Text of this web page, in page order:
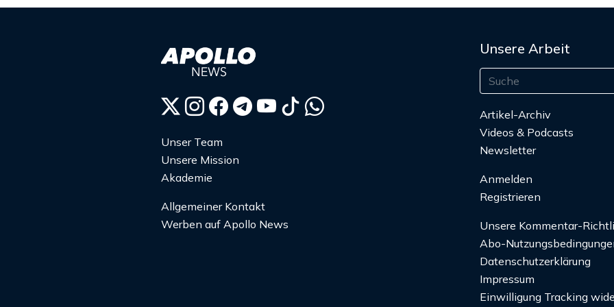
Unser Team
Unsere Mission
Akademie
Allgemeiner Kontakt
Werben auf Apollo News
Unsere Arbeit
Artikel-Archiv
Videos & Podcasts
Newsletter
Anmelden
Registrieren
Unsere Kommentar-
Abo-
Datenschutzerklärung
Impressum
Einwilligung Tracking